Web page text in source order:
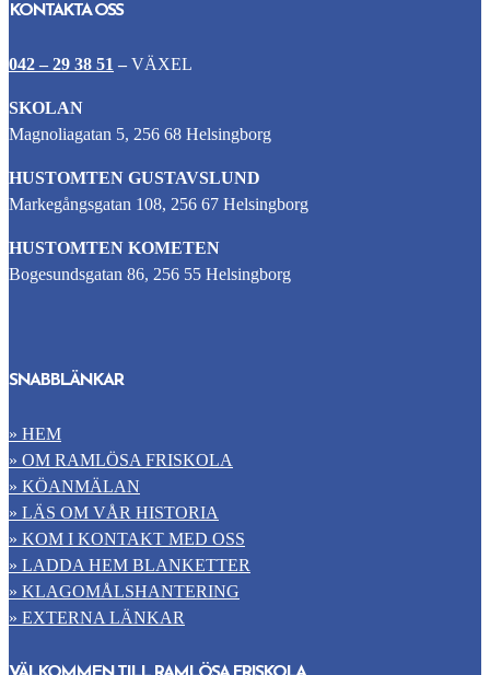
KONTAKTA OSS
042 – 29 38 51 – VÄXEL
SKOLAN
Magnoliagatan 5, 256 68 Helsingborg
HUSTOMTEN GUSTAVSLUND
Markegångsgatan 108, 256 67 Helsingborg
HUSTOMTEN KOMETEN
Bogesundsgatan 86, 256 55 Helsingborg
SNABBLÄNKAR
» HEM
» OM RAMLÖSA FRISKOLA
» KÖANMÄLAN
» LÄS OM VÅR HISTORIA
» KOM I KONTAKT MED OSS
» LADDA HEM BLANKETTER
» KLAGOMÅLSHANTERING
» EXTERNA LÄNKAR